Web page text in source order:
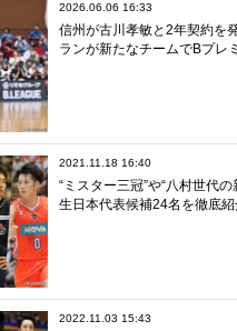
2026.06.06 16:33
信州が古川孝敏と2年契約を
ランが新たなチームでBプレ
2021.11.18 16:40
“ミスター三冠”や“八村世代
生日本代表候補24名を徹底紹
2022.11.03 15:43